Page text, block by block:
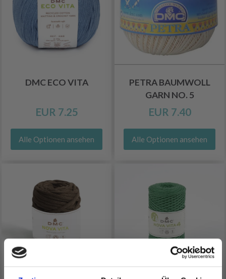
DMC ECO VITA
EUR 7.25
Alle Optionen ansehen
PETRA BAUMWOLL
GARN NO. 5
EUR 7.40
Alle Optionen ansehen